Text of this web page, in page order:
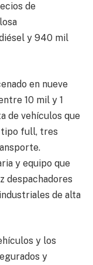
de
y 940 mil
en nueve
10 mil y 1
de vehículos que
tipo full, tres
y equipo que
despachadores
de alta
y los
y